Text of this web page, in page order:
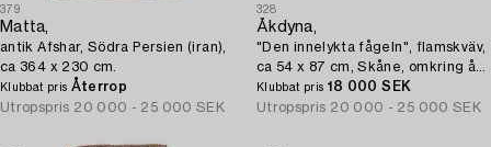
379
Matta,
antik Afshar, Södra Persien (iran),
ca 364 x 230 cm.
Klubbat pris Återrop
Utropspris 20 000 - 25 000 SEK
328
Åkdyna,
"Den innelykta fågeln", flamskväv,
ca 54 x 87 cm, Skåne, omkring år
1800.
Klubbat pris 18 000 SEK
Utropspris 20 000 - 25 000 SEK